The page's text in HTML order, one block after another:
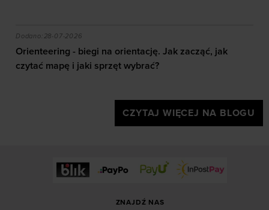
efekty daje trening?
Orienteering - biegi na orientację. Jak zacząć, jak
Dodano:28-07-2026
Orienteering - biegi na orientację. Jak zacząć, jak
czytać mapę i jaki sprzęt wybrać?
CZYTAJ WIĘCEJ NA BLOGU
ZNAJDŹ NAS